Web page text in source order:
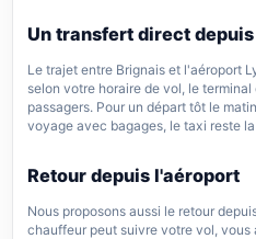
Un transfert direct
Le trajet entre Brignais et l'aéroport
selon votre horaire de vol, le
passagers. Pour un départ tôt le
voyage avec bagages, le taxi reste
Retour depuis l'aéroport
Nous proposons aussi le retour
chauffeur peut suivre votre vol,